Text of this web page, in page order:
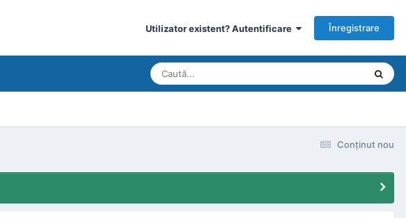
Utilizator existent? Autentificare Înregistrare
Conţinut nou